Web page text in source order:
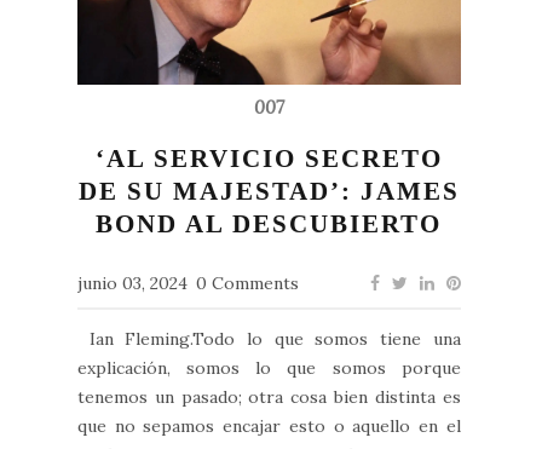
007
‘AL SERVICIO SECRETO
DE SU MAJESTAD’: JAMES
BOND AL DESCUBIERTO
junio 03, 2024 0 Comments
Ian Fleming.Todo lo que somos tiene una
explicación, somos lo que somos porque
tenemos un pasado; otra cosa bien distinta es
que no sepamos encajar esto o aquello en el